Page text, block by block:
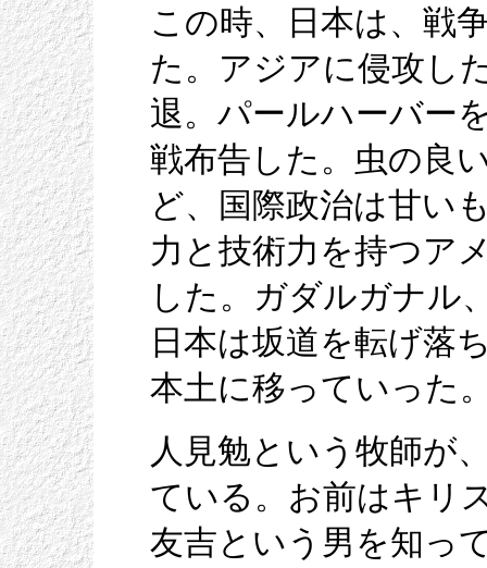
この時、日本は、戦
た。アジアに侵攻し
退。パールハーバー
戦布告した。虫の良
ど、国際政治は甘い
力と技術力を持つア
した。ガダルガナル
日本は坂道を転げ落
本土に移っていった
人見勉という牧師が
ている。お前はキリ
友吉という男を知っ